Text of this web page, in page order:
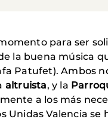
para ser
la buena música
Patufet). Ambos
altruista, y la
a los más
Unidas Valencia se